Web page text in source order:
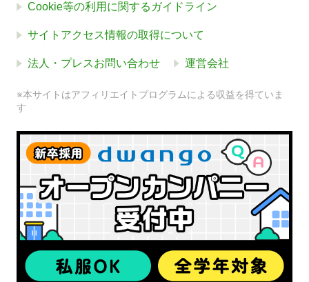
Cookie等の利用に関するガイドライン
サイトアクセス情報の取得について
法人・プレスお問い合わせ 運営会社
※本サイトはアフィリエイトプログラムによる収益を得ていま
す